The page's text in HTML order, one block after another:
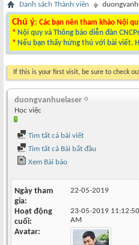
Danh sách Thành viên
Chú ý: Các bạn nên tham khảo Nội
* Nội quy và Thông báo diễn đàn
* Nếu bạn thấy hứng thú với bài viết.
If this is your first visit, be sure to check
duongvanhuelaser
Học việc
Tìm tất cả bài viết
Tìm tất cả Bài bắt đầu
Xem Bài báo
Ngày tham
gia
22-05-2019
Hoạt động
cuối
23-05-2019 11:12:50
AM
Avatar